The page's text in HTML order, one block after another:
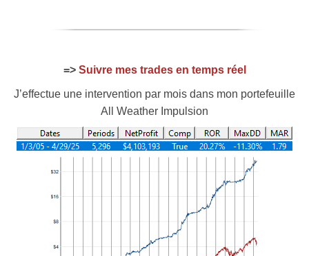
=> Suivre mes trades en temps réel
J’effectue une intervention par mois dans mon portefeuille
All Weather Impulsion